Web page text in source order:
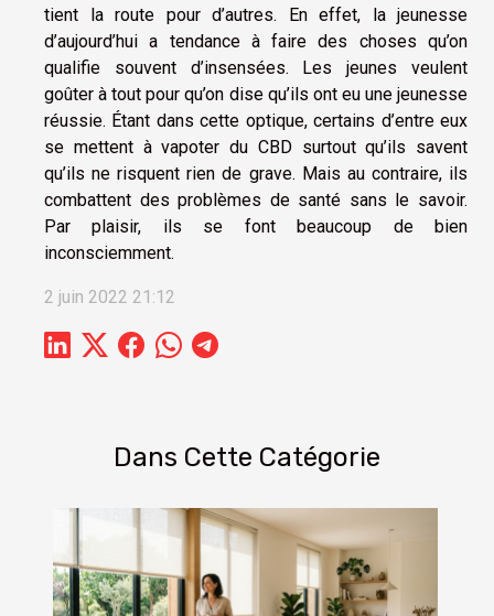
Dans Cette Catégorie
tient la route pour d’autres. En effet, la jeunesse
d’aujourd’hui a tendance à faire des choses qu’on
qualifie souvent d’insensées. Les jeunes veulent
goûter à tout pour qu’on dise qu’ils ont eu une jeunesse
réussie. Étant dans cette optique, certains d’entre eux
se mettent à vapoter du CBD surtout qu’ils savent
qu’ils ne risquent rien de grave. Mais au contraire, ils
combattent des problèmes de santé sans le savoir.
Par plaisir, ils se font beaucoup de bien
inconsciemment.
2 juin 2022 21:12